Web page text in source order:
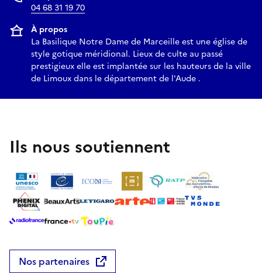
04 68 31 19 70
À propos
La Basilique Notre Dame de Marceille est une église de
style gotique méridional. Lieux de culte au passé
prestigieux elle est implantée sur les hauteurs de la ville
de Limoux dans le département de l'Aude .
Ils nous soutiennent
Nos partenaires